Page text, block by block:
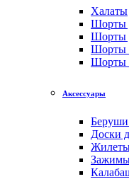
Халаты
Шорты
Шорты
Шорты
Шорты
Аксессуары
Беруши
Доски
Жилеты